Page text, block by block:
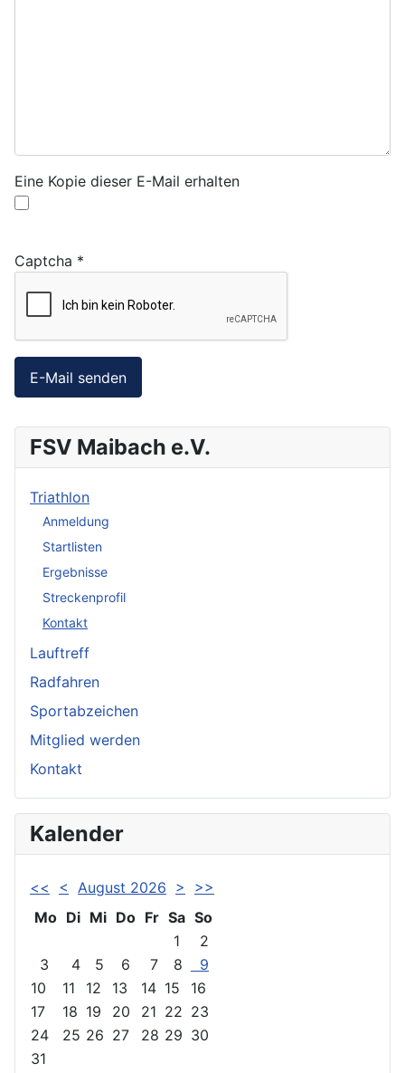
FSV Maibach e.V.
Triathlon
Anmeldung
Startlisten
Ergebnisse
Streckenprofil
Kontakt
Lauftreff
Radfahren
Sportabzeichen
Mitglied werden
Kontakt
Kalender
<< < August 2026 >
>>
Mo Di Mi Do Fr Sa So
1
2
3
4 5 6 7 8
9
10
11 12 13 14 15
16
17
18 19 20 21 22 23
24
25 26 27 28 29 30
31
Eine Kopie dieser E-Mail erhalten
Captcha *
E-Mail senden